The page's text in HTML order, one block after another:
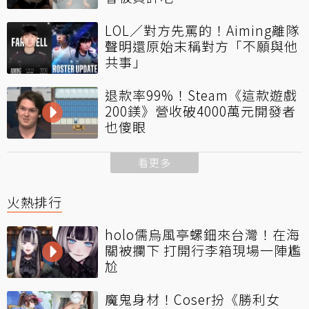
LOL／對方先罵的！Aiming離隊
聲明還原始末稱對方「不願與他
共事」
退款率99%！Steam《這款遊戲
200鎂》營收破4000萬元開發者
也傻眼
看更多
火熱排行
holo儒烏風亭螺鈿來台灣！在海
關被攔下 打開行李箱現場一陣尷
尬
魔鬼身材！Coser扮《勝利女